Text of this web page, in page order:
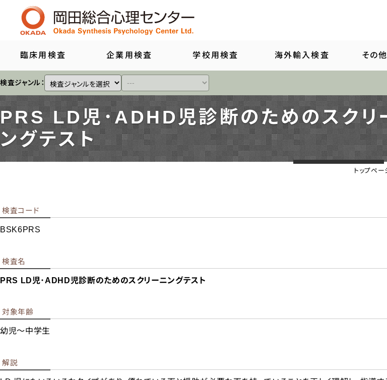
臨床用検査 企業用検査 学校用検査 海外輸入検査 その
検査ジャンル：
PRS LD児･ADHD児診断のためのスクリ
ングテスト
トップペー
検査コード
BSK6PRS
検査名
PRS LD児･ADHD児診断のためのスクリーニングテスト
対象年齢
幼児～中学生
解説
検査
人格検査
創造性・
職業適性
高等学校用